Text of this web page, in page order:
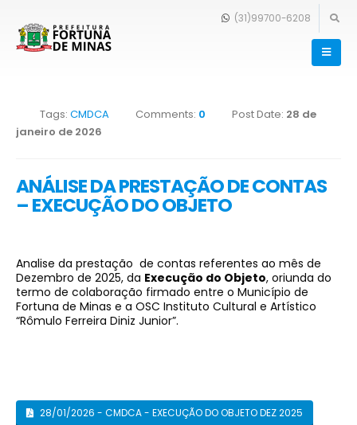
(31)99700-6208
ANÁLISE DA PRESTAÇÃO DE CONTAS – EXECUÇÃO DO
OBJETO
Tags: CMDCA Comments: 0 Post Date: 28 de
janeiro de 2026
ANÁLISE DA PRESTAÇÃO DE CONTAS
– EXECUÇÃO DO OBJETO
Analise da prestação de contas referentes ao mês de
Dezembro de 2025, da Execução do Objeto, oriunda do
termo de colaboração firmado entre o Município de
Fortuna de Minas e a OSC Instituto Cultural e Artístico
“Rômulo Ferreira Diniz Junior”.
28/01/2026 - CMDCA - EXECUÇÃO DO OBJETO DEZ 2025